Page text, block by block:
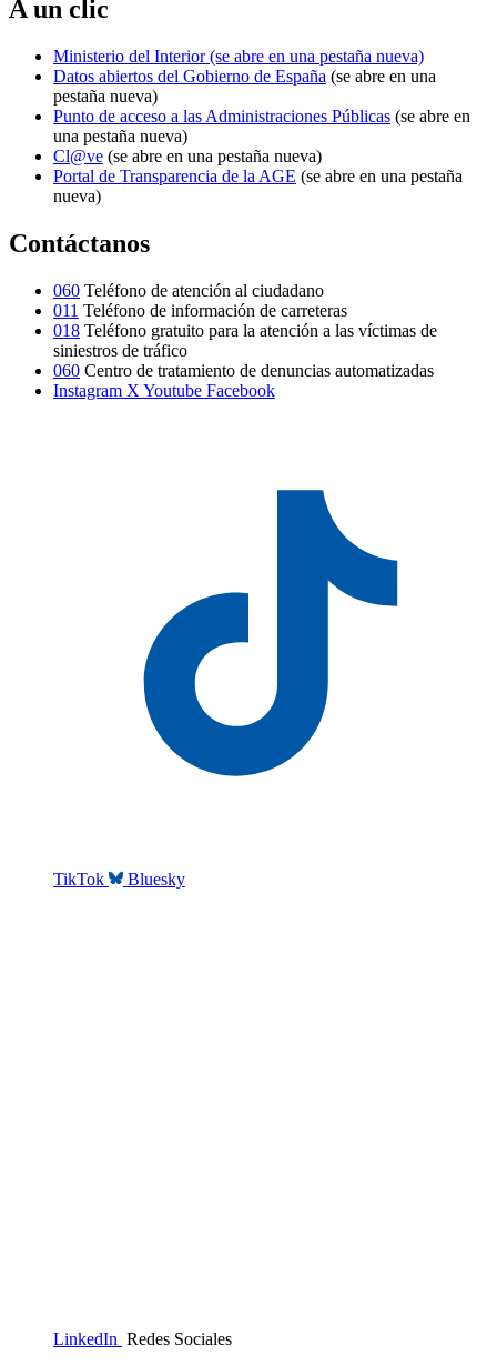
A un clic
Ministerio del Interior(se abre en una pestaña nueva)
Datos abiertos del Gobierno de España (se abre en una
pestaña nueva)
Punto de acceso a las Administraciones Públicas (se abre en
una pestaña nueva)
Cl@ve (se abre en una pestaña nueva)
Portal de Transparencia de la AGE (se abre en una pestaña
nueva)
Contáctanos
060 Teléfono de atención al ciudadano
011 Teléfono de información de carreteras
018 Teléfono gratuito para la atención a las víctimas de
siniestros de tráfico
060 Centro de tratamiento de denuncias automatizadas
Instagram X Youtube Facebook
TikTok Bluesky
LinkedIn Redes Sociales